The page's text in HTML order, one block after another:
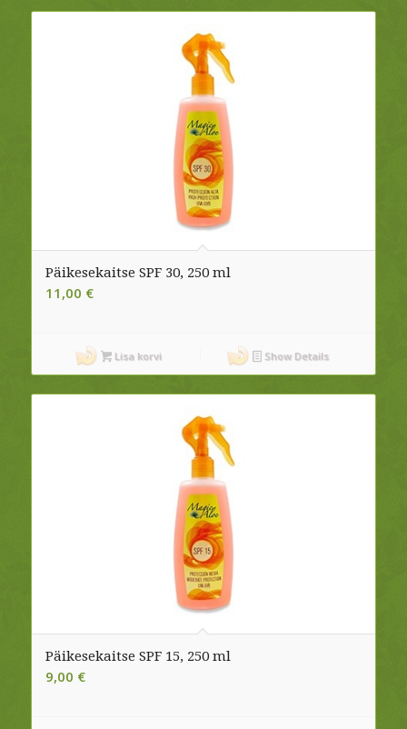
Päikesekaitse SPF 30, 250 ml
11,00 €
Lisa korvi Show Details
Päikesekaitse SPF 15, 250 ml
9,00 €